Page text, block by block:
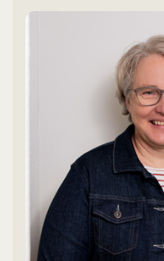
Bäuerin weiss sie,
anpackt und ist sich
ihrem urchigen
gerne bei diversen
sucht Mann - trifft
der den Traum des
wird und wir sie
Team behalten